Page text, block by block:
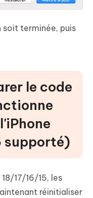
soit terminée, puis
le code
supporté)
17/16/15, les
réinitialiser